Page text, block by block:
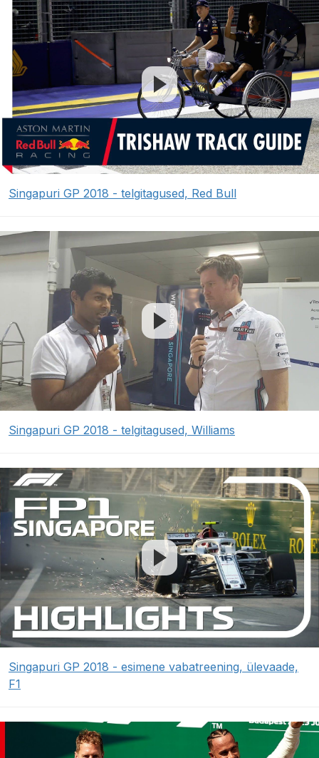
Singapuri GP 2018 - telgitagused, Red Bull
Singapuri GP 2018 - telgitagused, Williams
Singapuri GP 2018 - esimene vabatreening, ülevaade,
F1